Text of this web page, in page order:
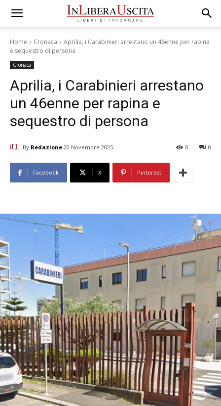
Home Cronaca
Aprilia, i Carabinieri arrestano un 46enne per rapina
e sequestro di persona
Cronaca
Aprilia, i Carabinieri arrestano
un 46enne per rapina e
sequestro di persona
By Redazione 20 Novembre 2025 0
0
Facebook X Pinterest